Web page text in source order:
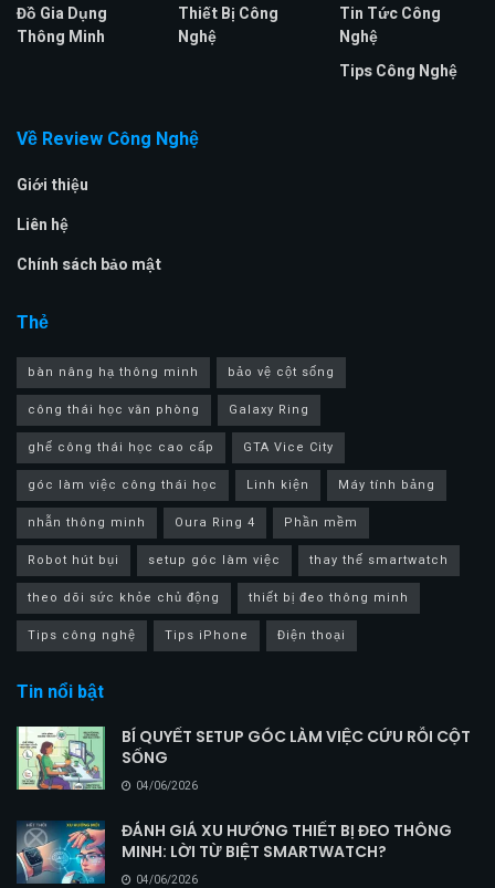
Đồ Gia Dụng
Thông Minh
Thiết Bị Công
Nghệ
Tin Tức Công
Nghệ
Tips Công Nghệ
Về Review Công Nghệ
Giới thiệu
Liên hệ
Chính sách bảo mật
Thẻ
bàn nâng hạ thông minh
bảo vệ cột sống
công thái học văn phòng
Galaxy Ring
ghế công thái học cao cấp
GTA Vice City
góc làm việc công thái học
Linh kiện
Máy tính bảng
nhẫn thông minh
Oura Ring 4
Phần mềm
Robot hút bụi
setup góc làm việc
thay thế smartwatch
theo dõi sức khỏe chủ động
thiết bị đeo thông minh
Tips công nghệ
Tips iPhone Điện thoại
Tin nổi bật
BÍ QUYẾT SETUP GÓC LÀM VIỆC CỨU RỖI CỘT
SỐNG
04/06/2026
ĐÁNH GIÁ XU HƯỚNG THIẾT BỊ ĐEO THÔNG
MINH: LỜI TỪ BIỆT SMARTWATCH?
04/06/2026